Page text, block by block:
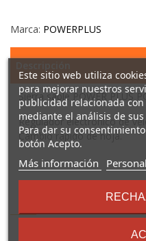
Marca: POWERPLUS
Sierra sable POWER PLUS
Regulador electrónico de
Cambio rápido de hoja.
16 Otros
Misma
Este sitio web utiliza
para mejorar nuestros
publicidad relacionada
mediante el análisis de
Para dar su
botón Acepto.
Más información
sobre
términos